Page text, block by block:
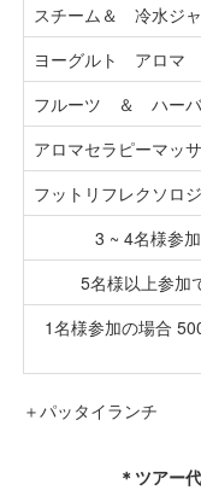
スチーム＆ 冷水ジ
ヨーグルト アロマ
フルーツ ＆ ハーバ
アロマセラピーマッ
フットリフレクソロ
3 ~ 4名様参
5名様以上参加
1名様参加の場合
＋パッタイランチ
＊ツアー